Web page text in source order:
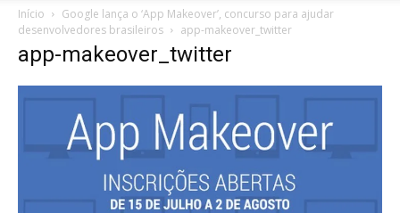
Início
Google lança o ‘App Makeover’, concurso para ajudar
desenvolvedores brasileiros
app-makeover_twitter
app-makeover_twitter